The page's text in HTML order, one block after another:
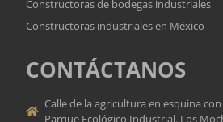
Constructoras de bodegas industriales
Constructoras industriales en México
CONTÁCTANOS
Calle de la agricultura en esquina